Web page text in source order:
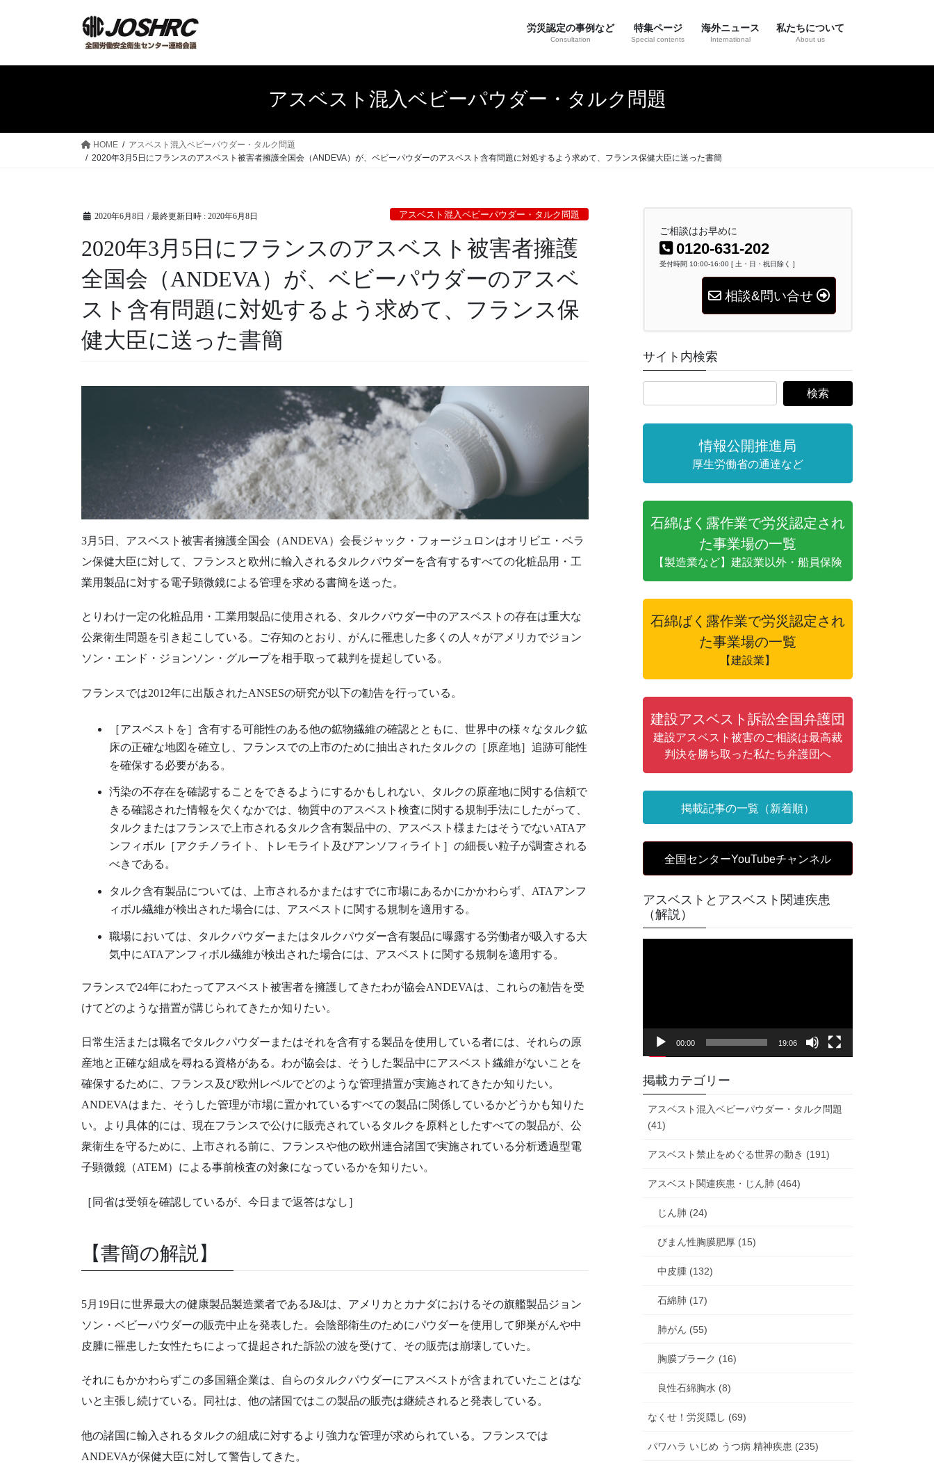
労災認定の事例など
Consultation
特集ページ
Special contents
海外ニュース
International
私たちについて
About us
アスベスト混入ベビーパウダー・タルク問題
HOME
アスベスト混入ベビーパウダー・タルク問題
2020年3月5日にフランスのアスベスト被害者擁護全国会（ANDEVA）が、ベビーパウダーのアスベスト含有問題に対処するよう求めて、フランス保健大臣に送った書簡
2020年6月8日 / 最終更新日時 : 2020年6月8日 アスベスト混入ベビーパウダー・タルク問題
2020年3月5日にフランスのアスベスト被害者擁護
全国会（ANDEVA）が、ベビーパウダーのアスベ
スト含有問題に対処するよう求めて、フランス保
健大臣に送った書簡
3月5日、アスベスト被害者擁護全国会（ANDEVA）会長ジャック・フォージュロンはオリビエ・ベラ
ン保健大臣に対して、フランスと欧州に輸入されるタルクパウダーを含有するすべての化粧品用・工
業用製品に対する電子顕微鏡による管理を求める書簡を送った。
とりわけ一定の化粧品用・工業用製品に使用される、タルクパウダー中のアスベストの存在は重大な
公衆衛生問題を引き起こしている。ご存知のとおり、がんに罹患した多くの人々がアメリカでジョン
ソン・エンド・ジョンソン・グループを相手取って裁判を提起している。
フランスでは2012年に出版されたANSESの研究が以下の勧告を行っている。
［アスベストを］含有する可能性のある他の鉱物繊維の確認とともに、世界中の様々なタルク鉱
床の正確な地図を確立し、フランスでの上市のために抽出されたタルクの［原産地］追跡可能性
を確保する必要がある。
汚染の不存在を確認することをできるようにするかもしれない、タルクの原産地に関する信頼で
きる確認された情報を欠くなかでは、物質中のアスベスト検査に関する規制手法にしたがって、
タルクまたはフランスで上市されるタルク含有製品中の、アスベスト様またはそうでないATAア
ンフィボル［アクチノライト、トレモライト及びアンソフィライト］の細長い粒子が調査される
べきである。
タルク含有製品については、上市されるかまたはすでに市場にあるかにかかわらず、ATAアンフ
ィボル繊維が検出された場合には、アスベストに関する規制を適用する。
職場においては、タルクパウダーまたはタルクパウダー含有製品に曝露する労働者が吸入する大
気中にATAアンフィボル繊維が検出された場合には、アスベストに関する規制を適用する。
フランスで24年にわたってアスベスト被害者を擁護してきたわが協会ANDEVAは、これらの勧告を受
けてどのような措置が講じられてきたか知りたい。
日常生活または職名でタルクパウダーまたはそれを含有する製品を使用している者には、それらの原
産地と正確な組成を尋ねる資格がある。わが協会は、そうした製品中にアスベスト繊維がないことを
確保するために、フランス及び欧州レベルでどのような管理措置が実施されてきたか知りたい。
ANDEVAはまた、そうした管理が市場に置かれているすべての製品に関係しているかどうかも知りた
い。より具体的には、現在フランスで公けに販売されているタルクを原料としたすべての製品が、公
衆衛生を守るために、上市される前に、フランスや他の欧州連合諸国で実施されている分析透過型電
子顕微鏡（ATEM）による事前検査の対象になっているかを知りたい。
［同省は受領を確認しているが、今日まで返答はなし］
【書簡の解説】
5月19日に世界最大の健康製品製造業者であるJ&Jは、アメリカとカナダにおけるその旗艦製品ジョン
ソン・ベビーパウダーの販売中止を発表した。会陰部衛生のためにパウダーを使用して卵巣がんや中
皮腫に罹患した女性たちによって提起された訴訟の波を受けて、その販売は崩壊していた。
それにもかかわらずこの多国籍企業は、自らのタルクパウダーにアスベストが含まれていたことはな
いと主張し続けている。同社は、他の諸国ではこの製品の販売は継続されると発表している。
他の諸国に輸入されるタルクの組成に対するより強力な管理が求められている。フランスでは
ANDEVAが保健大臣に対して警告してきた。
ご相談はお早めに
0120-631-202
受付時間 10:00-16:00 [ 土・日・祝日除く ]
相談&問い合せ
サイト内検索
情報公開推進局
厚生労働省の通達など
石綿ばく露作業で労災認定され
た事業場の一覧
【製造業など】建設業以外・船員保険
石綿ばく露作業で労災認定され
た事業場の一覧
【建設業】
建設アスベスト訴訟全国弁護団
建設アスベスト被害のご相談は最高裁
判決を勝ち取った私たち弁護団へ
掲載記事の一覧（新着順）
全国センターYouTubeチャンネル
アスベストとアスベスト関連疾患
（解説）
ヤ
00:00 19:06
掲載カテゴリー
アスベスト混入ベビーパウダー・タルク問題
(41)
アスベスト禁止をめぐる世界の動き (191)
アスベスト関連疾患・じん肺 (464)
じん肺 (24)
びまん性胸膜肥厚 (15)
中皮腫 (132)
石綿肺 (17)
肺がん (55)
胸膜プラーク (16)
良性石綿胸水 (8)
なくせ！労災隠し (69)
パワハラ いじめ うつ病 精神疾患 (235)